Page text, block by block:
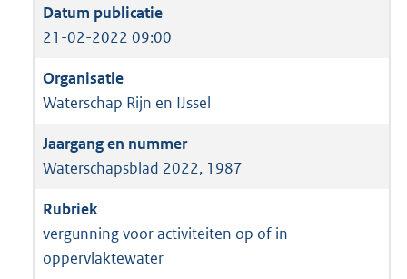
21-02-2022 09:00
Waterschap Rijn en IJssel
Waterschapsblad 2022, 1987
vergunning voor activiteiten op of in
oppervlaktewater